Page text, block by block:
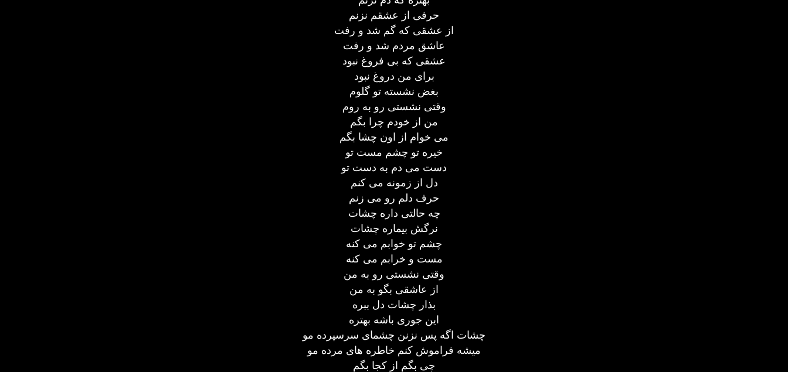
حرفی از عشقم نزنم
از عشقی که گم شد و رفت
عاشق مردم شد و رفت
عشقی که بی فروغ نبود
برای من دروغ نبود
بغض نشسته تو گلوم
وقتی نشستی رو به روم
من از خودم چرا بگم
می خوام از اون چشا بگم
خیره تو چشم مست تو
دست می دم به دست تو
دل از زمونه می کنم
حرف دلم رو می زنم
چه حالتی داره چشات
نرگش بیماره چشات
چشم تو خوابم می کنه
مست و خرابم می کنه
وقتی نشستی رو به من
از عاشقی بگو به من
بذار چشات دل ببره
این جوری باشه بهتره
چشات اگه پس نزنن چشمای سرسپرده مو
میشه فراموش کنم خاطره های مرده مو
چی بگم از کجا بگم